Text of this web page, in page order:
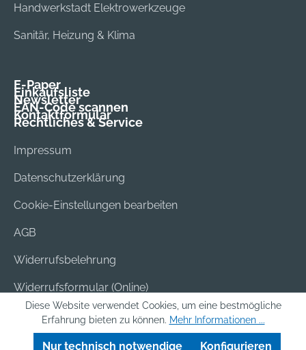
Handwerkstadt Elektrowerkzeuge
Sanitär, Heizung & Klima
E-Paper
Einkaufsliste
Newsletter
EAN-Code scannen
Kontaktformular
Rechtliches & Service
Impressum
Datenschutzerklärung
Cookie-Einstellungen bearbeiten
AGB
Widerrufsbelehrung
Widerrufsformular (Online)
Versand & Bezahlung
Batterieentsorgung
Diese Website verwendet Cookies, um eine bestmögliche
Erfahrung bieten zu können. Mehr Informationen ...
Nur technisch notwendige Konfigurieren